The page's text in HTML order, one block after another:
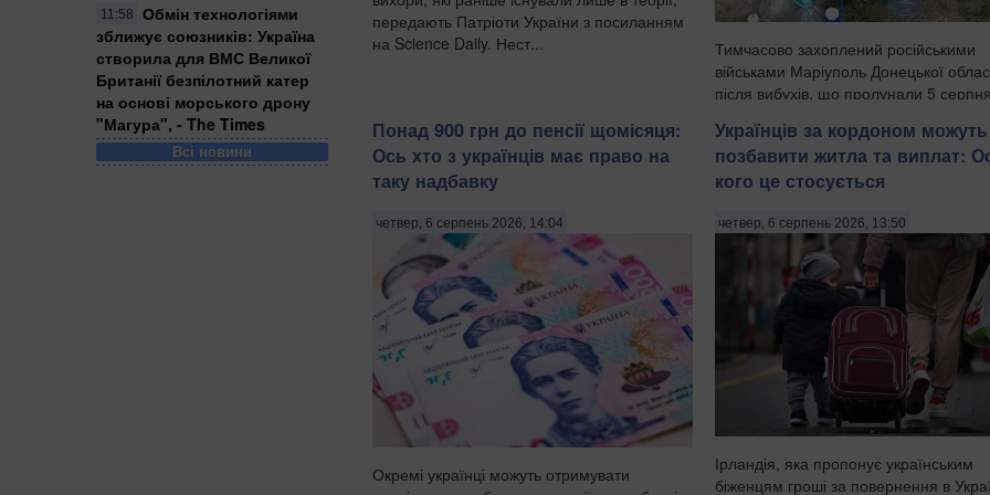
11:58
Обмін технологіями
зближує союзників: Україна
створила для ВМС Великої
Британії безпілотний катер
на основі морського дрону
"Магура", - The Times
Всі новини
передають Патріоти України з посиланням
на Science Daily. Нест...
Тимчасово захоплений російськими
військами Маріуполь Донецької
після вибухів, що пролунали 5
води, передають Патріоти України з
посиланням на легітимну
міську раду. . "У тимчасо...
Понад 900 грн до пенсії щомісяця:
Ось хто з українців має право на
таку надбавку
четвер, 6 серпень 2026, 14:04
Окремі українці можуть отримувати
Українців за кордоном можуть
позбавити житла та виплат:
кого це стосується
четвер, 6 серпень 2026, 13:50
Ірландія, яка пропонує українським
біженцям гроші за повернення в